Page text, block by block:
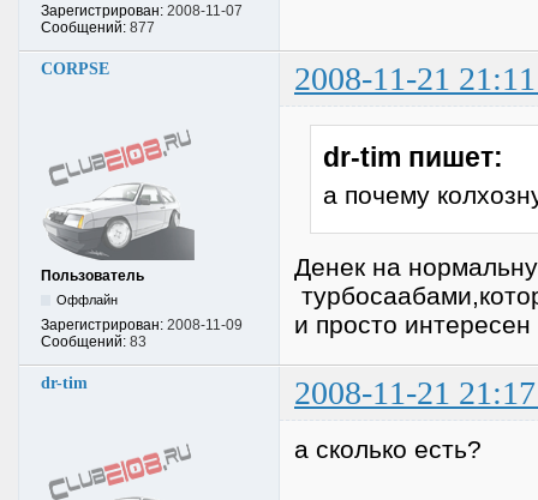
Зарегистрирован: 2008-11-07
Сообщений: 877
CORPSE 2008-11-21
Пользователь
Оффлайн
Зарегистрирован: 2008-11-09
Сообщений: 83
dr-tim пишет:
а почему
Денек на
и просто
dr-tim 2008-11-21
а сколько есть?